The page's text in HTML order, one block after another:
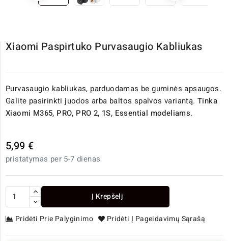
Xiaomi Paspirtuko Purvasaugio Kabliukas
Purvasaugio kabliukas, parduodamas be guminės apsaugos.
Galite pasirinkti juodos arba baltos spalvos variantą. Tinka
Xiaomi M365, PRO, PRO 2, 1S, Essential modeliams.
5,99 €
pristatymas per 5-7 dienas
Į Krepšelį
Pridėti Prie Palyginimo Pridėti Į Pageidavimų Sąrašą